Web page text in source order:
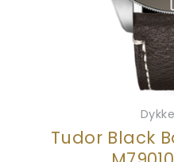
Tudor Black